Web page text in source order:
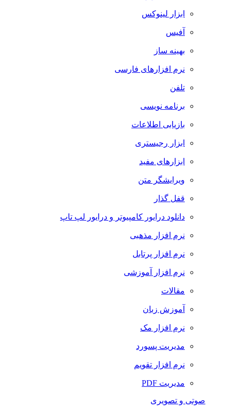
ابزار لینوکس
آفیس
بهینه ساز
نرم افزارهای فارسی
تلفن
برنامه نویسی
بازیابی اطلاعات
ابزار رجیستری
ابزارهای مفید
ویرایشگر متن
قفل گذار
دانلود درایور کامپیوتر و درایور لپ تاپ
نرم افزار مذهبی
نرم افزار پرتابل
نرم افزار آموزشی
مقالات
آموزش زبان
نرم افزار مک
مدیریت پسورد
نرم افزار تقویم
مدیریت PDF
صوتی و تصویری